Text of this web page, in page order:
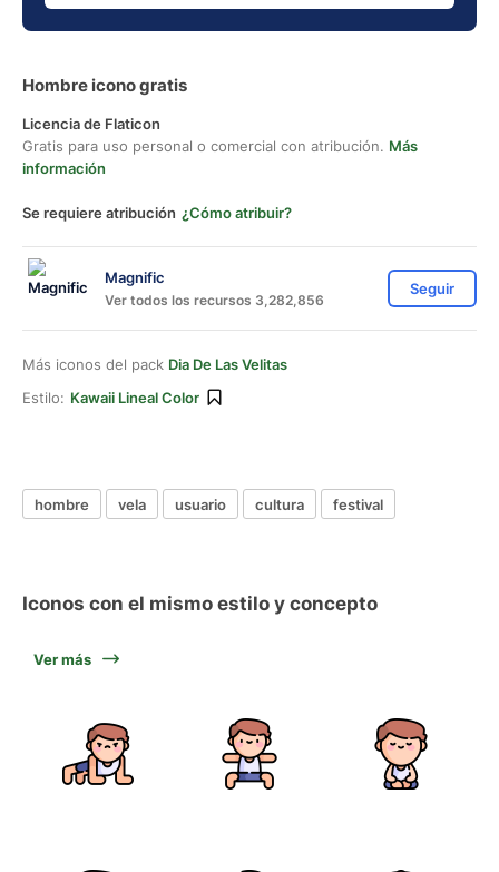
Hombre icono gratis
Licencia de Flaticon
Gratis para uso personal o comercial con atribución. Más
información
Se requiere atribución ¿Cómo atribuir?
Magnific
Ver todos los recursos 3,282,856
Seguir
Más iconos del pack Dia De Las Velitas
Estilo: Kawaii Lineal Color
hombre vela usuario cultura festival
Iconos con el mismo estilo y concepto
Ver más